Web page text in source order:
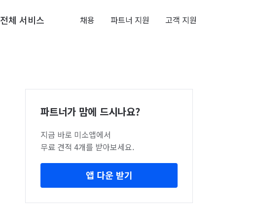
전체 서비스 채용 파트너 지원 고객 지원
파트너가 맘에 드시나요?
지금 바로 미소앱에서
무료 견적 4개를 받아보세요.
앱 다운 받기